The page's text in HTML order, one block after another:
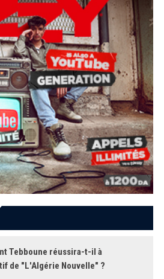
Tebboune réussira-t-il à
de "L'Algérie Nouvelle" ?